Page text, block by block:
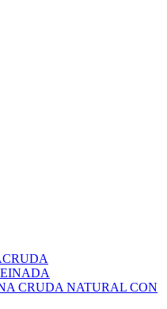
CRUDA NATURAL CON